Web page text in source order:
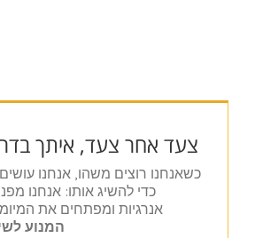
צעד אחר צעד, איתך
כשאנחנו רוצים משהו, אנחנו
כדי להשיג אותו: אנחנו
אנרגיות ומפתחים את
המנוע